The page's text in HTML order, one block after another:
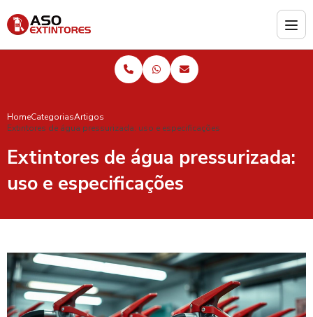
HomeCategoriasArtigos
Extintores de água pressurizada: uso e especificações
Extintores de água pressurizada:
uso e especificações